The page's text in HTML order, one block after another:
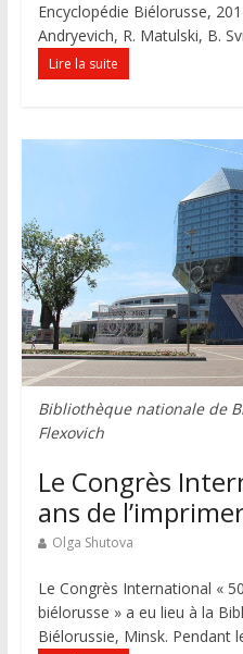
Encyclopédie Biélorusse,
Andryevich, R. Matulski, B.
Lire la suite
Bibliothèque nationale de
Flexovich
Le Congrès
ans de
Olga Shutova
Le Congrès International «
biélorusse » a eu lieu à la
Biélorussie, Minsk. Pendant